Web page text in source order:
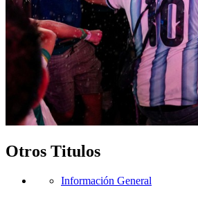
Otros Titulos
Información General